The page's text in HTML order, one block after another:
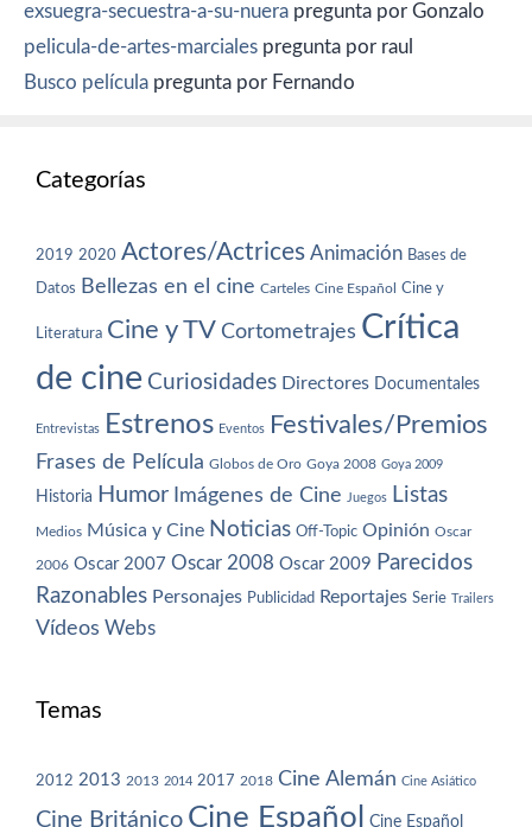
exsuegra-secuestra-a-su-nuera pregunta por Gonzalo
pelicula-de-artes-marciales pregunta por raul
Busco película pregunta por Fernando
Categorías
2019 2020 Actores/Actrices Animación Bases de
Datos Bellezas en el cine Carteles Cine Español Cine y
Literatura Cine y TV Cortometrajes Crítica
de cine Curiosidades Directores Documentales
Entrevistas Estrenos Eventos Festivales/Premios
Frases de Película Globos de Oro Goya 2008 Goya 2009
Historia Humor Imágenes de Cine Juegos Listas
Medios Música y Cine Noticias Off-Topic Opinión Oscar
2006 Oscar 2007 Oscar 2008 Oscar 2009 Parecidos
Razonables Personajes Publicidad Reportajes Serie Trailers
Vídeos Webs
Temas
2012 2013 2013 2014 2017 2018 Cine Alemán Cine Asiático
Cine Británico Cine Español Cine Español